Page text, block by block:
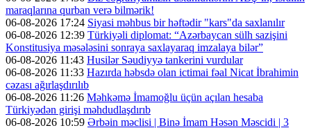
maraqlarına qurban verə bilmərik!
06-08-2026 17:24 Siyasi məhbus bir həftədir "kars"da saxlanılır
06-08-2026 12:39 Türkiyəli diplomat: “Azərbaycan sülh sazişini
Konstitusiya məsələsini sonraya saxlayaraq imzalaya bilər”
06-08-2026 11:43 Husilər Səudiyyə tankerini vurdular
06-08-2026 11:33 Hazırda həbsdə olan ictimai fəal Nicat İbrahimin
cəzası ağırlaşdırılıb
06-08-2026 11:26 Məhkəmə İmamoğlu üçün açılan hesaba
Türkiyədən girişi məhdudlaşdırıb
06-08-2026 10:59 Ərbəin məclisi | Binə İmam Həsən Məscidi | 3